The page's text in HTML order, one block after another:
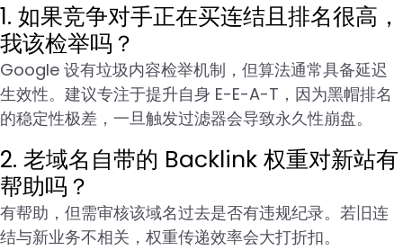
1. 如果竞争对手正在买连结且排名很高，
我该检举吗？
Google 设有垃圾内容检举机制，但算法通常具备延迟
生效性。建议专注于提升自身 E-E-A-T，因为黑帽排名
的稳定性极差，一旦触发过滤器会导致永久性崩盘。
2. 老域名自带的 Backlink 权重对新站有
帮助吗？
有帮助，但需审核该域名过去是否有违规纪录。若旧连
结与新业务不相关，权重传递效率会大打折扣。